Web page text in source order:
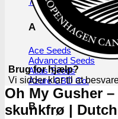
A
Ace Seeds
Advanced Seeds
Atlas Seeds
Azure CBD Co.
B
Brug for hjælp?
Vi sidder klar til at
Oh My Gusher
skunkfrø |